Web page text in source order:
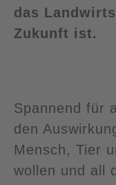
das
Zukunft ist.
Spannend für
den
Mensch, Tier
wollen und all